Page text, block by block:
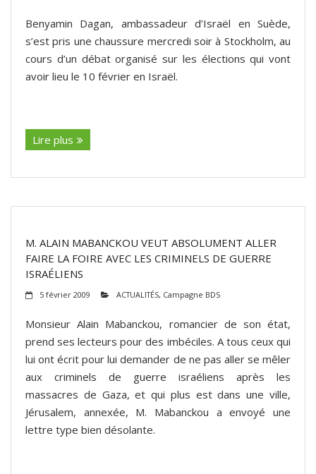
Benyamin Dagan, ambassadeur d’Israël en Suède,
s’est pris une chaussure mercredi soir à Stockholm, au
cours d’un débat organisé sur les élections qui vont
avoir lieu le 10 février en Israël.
Lire plus
M. ALAIN MABANCKOU VEUT ABSOLUMENT ALLER
FAIRE LA FOIRE AVEC LES CRIMINELS DE GUERRE
ISRAÉLIENS
5 février 2009 ACTUALITÉS, Campagne BDS
Monsieur Alain Mabanckou, romancier de son état,
prend ses lecteurs pour des imbéciles. A tous ceux qui
lui ont écrit pour lui demander de ne pas aller se mêler
aux criminels de guerre israéliens après les
massacres de Gaza, et qui plus est dans une ville,
Jérusalem, annexée, M. Mabanckou a envoyé une
lettre type bien désolante.